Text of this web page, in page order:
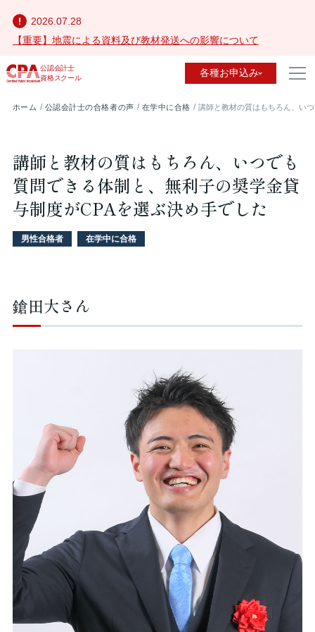
2026.07.28
【重要】地震による資料及び教材発送への影響について
公認会計士
資格スクール
各種お申込み
ホーム 公認会計士の合格者の声 在学中に合格 講師と教材の質はもちろん、い
講師と教材の質はもちろん、いつでも
質問できる体制と、無利子の奨学金貸
与制度がCPAを選ぶ決め手でした
男性合格者 在学中に合格
鎗田大さん